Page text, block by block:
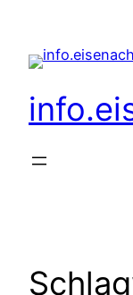
springen